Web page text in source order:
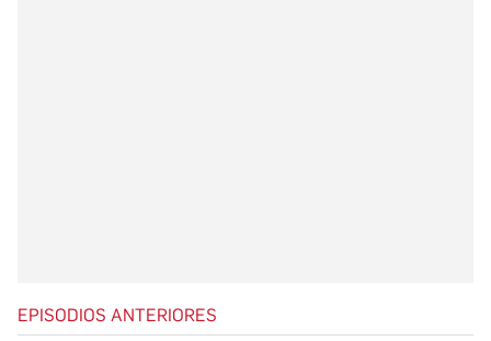
EPISODIOS ANTERIORES